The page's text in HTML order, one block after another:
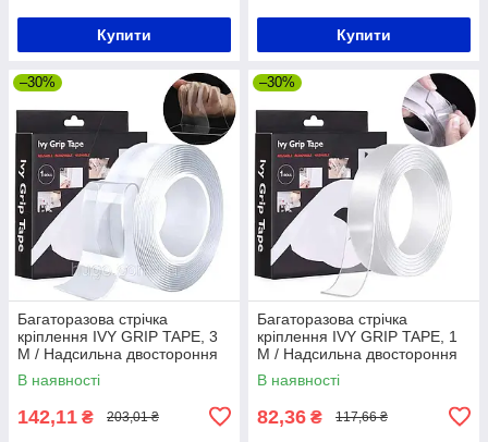
Купити Купити
–30%
Багаторазова стрічка
кріплення IVY GRIP TAPE, 3
M / Надсильна двостороння
клейка стрічка скотч
В наявності
142,11 ₴ 203,01 ₴
–30%
Багаторазова стрічка
кріплення IVY GRIP TAPE, 1
M / Надсильна двостороння
клейка стрічка скотч
В наявності
82,36 ₴ 117,66 ₴